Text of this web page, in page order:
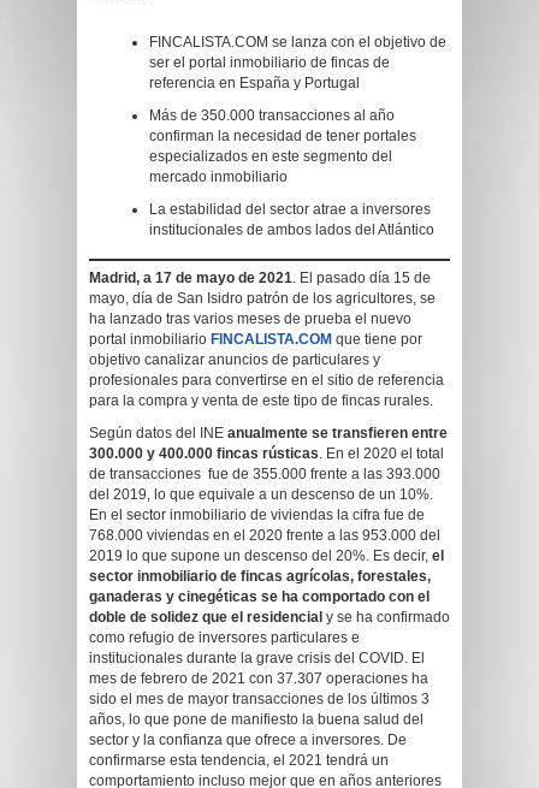
FINCALISTA.COM se lanza con el objetivo de
ser el portal inmobiliario de fincas de
referencia en España y Portugal
Más de 350.000 transacciones al año
confirman la necesidad de tener portales
especializados en este segmento del
mercado inmobiliario
La estabilidad del sector atrae a inversores
institucionales de ambos lados del Atlántico
Madrid, a 17 de mayo de 2021. El pasado día 15 de
mayo, día de San Isidro patrón de los agricultores, se
ha lanzado tras varios meses de prueba el nuevo
portal inmobiliario FINCALISTA.COM que tiene por
objetivo canalizar anuncios de particulares y
profesionales para convertirse en el sitio de referencia
para la compra y venta de este tipo de fincas rurales.
Según datos del INE anualmente se transfieren entre
300.000 y 400.000 fincas rústicas. En el 2020 el total
de transacciones fue de 355.000 frente a las 393.000
del 2019, lo que equivale a un descenso de un 10%.
En el sector inmobiliario de viviendas la cifra fue de
768.000 viviendas en el 2020 frente a las 953.000 del
2019 lo que supone un descenso del 20%. Es decir, el
sector inmobiliario de fincas agrícolas, forestales,
ganaderas y cinegéticas se ha comportado con el
doble de solidez que el residencial y se ha confirmado
como refugio de inversores particulares e
institucionales durante la grave crisis del COVID. El
mes de febrero de 2021 con 37.307 operaciones ha
sido el mes de mayor transacciones de los últimos 3
años, lo que pone de manifiesto la buena salud del
sector y la confianza que ofrece a inversores. De
confirmarse esta tendencia, el 2021 tendrá un
comportamiento incluso mejor que en años anteriores